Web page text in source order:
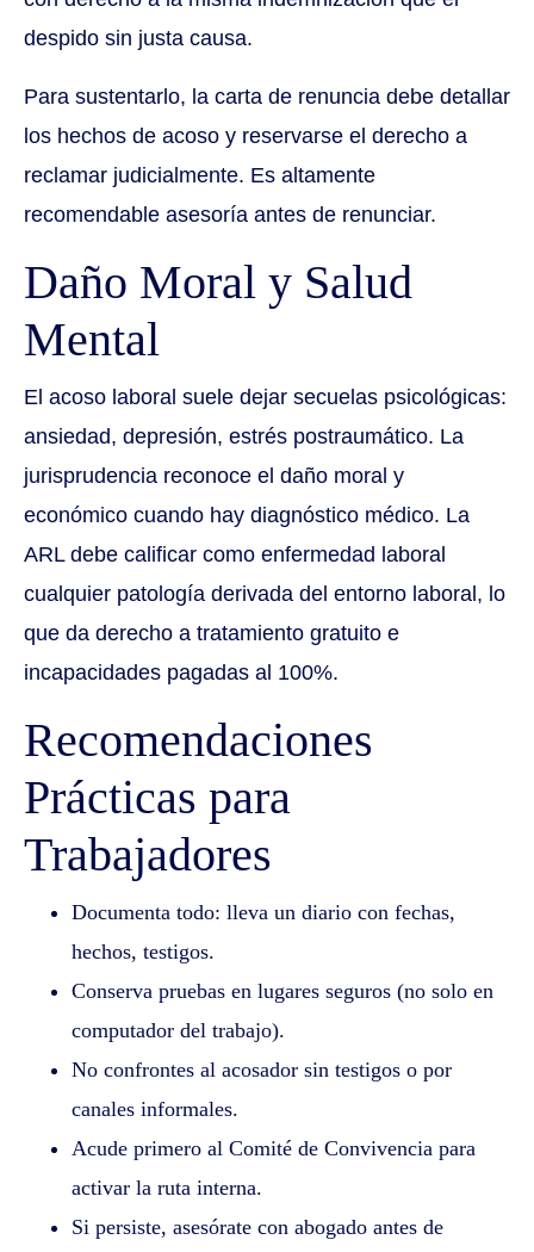
despido sin justa causa.
Para sustentarlo, la carta de renuncia debe detallar
los hechos de acoso y reservarse el derecho a
reclamar judicialmente. Es altamente
recomendable asesoría antes de renunciar.
Daño Moral y Salud
Mental
El acoso laboral suele dejar secuelas psicológicas:
ansiedad, depresión, estrés postraumático. La
jurisprudencia reconoce el daño moral y
económico cuando hay diagnóstico médico. La
ARL debe calificar como enfermedad laboral
cualquier patología derivada del entorno laboral, lo
que da derecho a tratamiento gratuito e
incapacidades pagadas al 100%.
Recomendaciones
Prácticas para
Trabajadores
Documenta todo: lleva un diario con fechas,
hechos, testigos.
Conserva pruebas en lugares seguros (no solo en
computador del trabajo).
No confrontes al acosador sin testigos o por
canales informales.
Acude primero al Comité de Convivencia para
activar la ruta interna.
Si persiste, asesórate con abogado antes de